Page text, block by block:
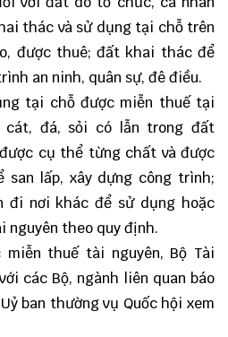
thác và sử dụng tại chỗ trên
được thuê; đất khai thác để
an ninh, quân sự, đê điều.
tại chỗ được miễn thuế tại
cát, đá, sỏi có lẫn trong đất
cụ thể từng chất và được
san lấp, xây dựng công trình;
đi nơi khác để sử dụng hoặc
nguyên theo quy định.
miễn thuế tài nguyên, Bộ Tài
các Bộ, ngành liên quan báo
ban thường vụ Quốc hội xem